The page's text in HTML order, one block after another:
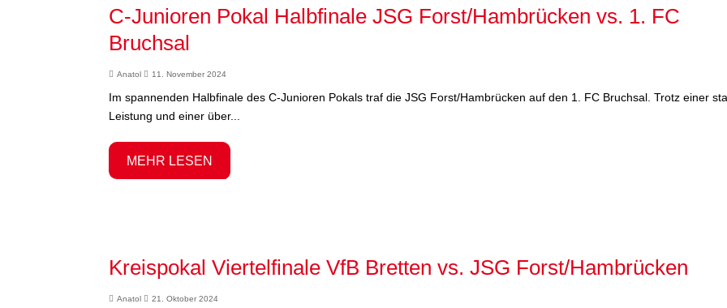
C-Junioren Pokal Halbfinale JSG Forst/Hambrücken vs. 1. FC
Bruchsal
Anatol 11. November 2024
Im spannenden Halbfinale des C-Junioren Pokals traf die JSG Forst/Hambrücken auf den 1. FC Bruchsal. Trotz einer
Leistung und einer über...
MEHR LESEN
Kreispokal Viertelfinale VfB Bretten vs. JSG Forst/Hambrücken
Anatol 21. Oktober 2024